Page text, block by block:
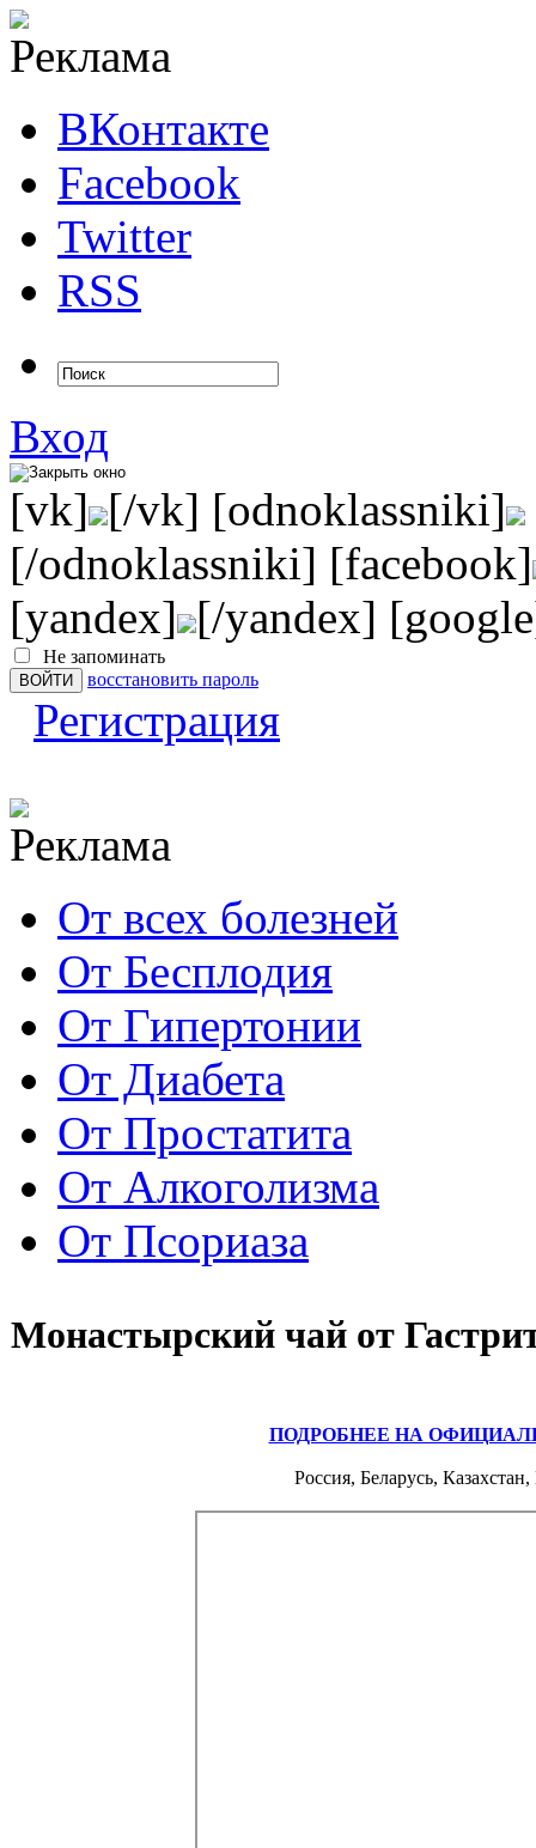
ВКонтакте
Facebook
Twitter
RSS
Вход
[vk] [/vk] [odnoklassniki]
[/odnoklassniki] [facebook]
[yandex] [/yandex]
Не запоминать
восстановить пароль
Регистрация
От всех болезней
От Бесплодия
От Гипертонии
От Диабета
От Простатита
От Алкоголизма
От Псориаза
Монастырский чай от
ПОДРОБНЕЕ НА
Россия, Беларусь,